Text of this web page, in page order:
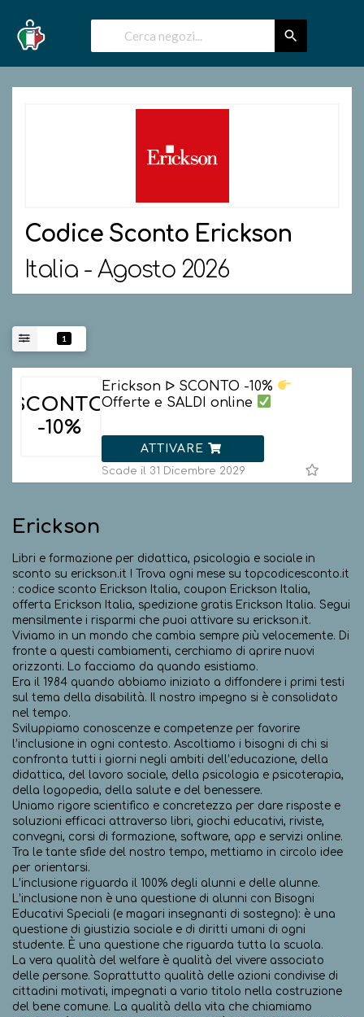
Codice Sconto Erickson
Italia - Agosto 2026
1
SCONTO
-10%
Erickson ᐅ SCONTO -10%
Offerte e SALDI online
ATTIVARE
Scade il 31 Dicembre 2029
Erickson
Libri e formazione per didattica, psicologia e sociale in
sconto su erickson.it ! Trova ogni mese su topcodicesconto.it
: codice sconto Erickson Italia, coupon Erickson Italia,
offerta Erickson Italia, spedizione gratis Erickson Italia. Segui
mensilmente i risparmi che puoi attivare su erickson.it.
Viviamo in un mondo che cambia sempre più velocemente. Di
fronte a questi cambiamenti, cerchiamo di aprire nuovi
orizzonti. Lo facciamo da quando esistiamo.
Era il 1984 quando abbiamo iniziato a diffondere i primi testi
sul tema della disabilità. Il nostro impegno si è consolidato
nel tempo.
Sviluppiamo conoscenze e competenze per favorire
l’inclusione in ogni contesto. Ascoltiamo i bisogni di chi si
confronta tutti i giorni negli ambiti dell’educazione, della
didattica, del lavoro sociale, della psicologia e psicoterapia,
della logopedia, della salute e del benessere.
Uniamo rigore scientifico e concretezza per dare risposte e
soluzioni efficaci attraverso libri, giochi educativi, riviste,
convegni, corsi di formazione, software, app e servizi online.
Tra le tante sfide del nostro tempo, mettiamo in circolo idee
per orientarsi.
L’inclusione riguarda il 100% degli alunni e delle alunne.
L’inclusione non è una questione di alunni con Bisogni
Educativi Speciali (e magari insegnanti di sostegno): è una
questione di giustizia sociale e di diritti umani di ogni
studente. È una questione che riguarda tutta la scuola.
La vera qualità del welfare è qualità del vivere associato
delle persone. Soprattutto qualità delle azioni condivise di
cittadini motivati, impegnati a vario titolo nella costruzione
del bene comune. La qualità della vita che chiamiamo